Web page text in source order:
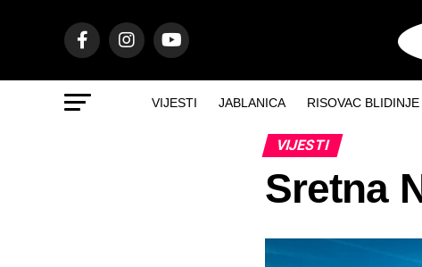
VIJESTI JABLANICA RISOVAC BLIDINJE
VIJESTI
Sretna